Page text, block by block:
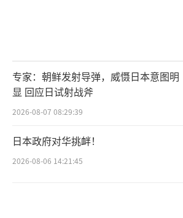
专家：朝鲜发射导弹，威慑日本意图明
显 回应日试射战斧
2026-08-07 08:29:39
日本政府对华挑衅！
2026-08-06 14:21:45